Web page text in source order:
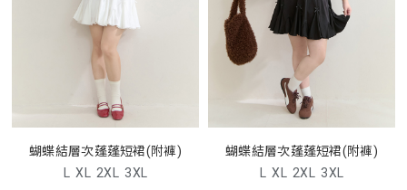
蝴蝶結層次蓬蓬短裙(附褲)
L XL 2XL 3XL
蝴蝶結層次蓬蓬短裙(附褲)
L XL 2XL 3XL